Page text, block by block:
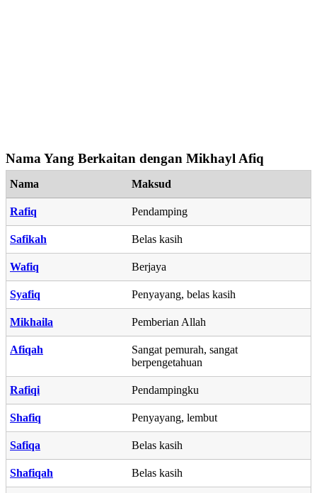
Nama Yang Berkaitan dengan Mikhayl Afiq
Nama Maksud
Rafiq Pendamping
Safikah Belas kasih
Wafiq Berjaya
Syafiq Penyayang, belas kasih
Mikhaila Pemberian Allah
Afiqah
Sangat pemurah, sangat
berpengetahuan
Rafiqi Pendampingku
Shafiq Penyayang, lembut
Safiqa Belas kasih
Shafiqah Belas kasih